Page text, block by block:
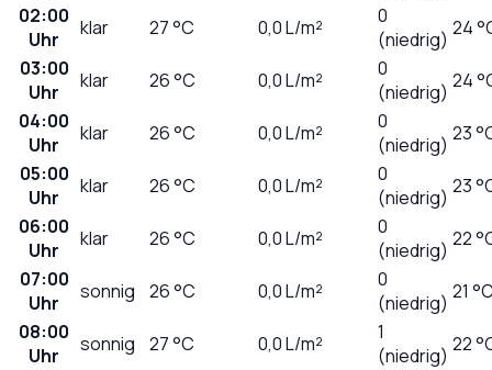
02:00
Uhr
klar 27°C 0,0L/m²
0
(niedrig) 24
03:00
Uhr
klar 26°C 0,0L/m²
0
(niedrig) 24
04:00
Uhr
klar 26°C 0,0L/m²
0
(niedrig) 23
05:00
Uhr
klar 26°C 0,0L/m²
0
(niedrig) 23
06:00
Uhr
klar 26°C 0,0L/m²
0
(niedrig) 22
07:00
Uhr
sonnig 26°C 0,0L/m²
0
(niedrig) 21
08:00
Uhr
sonnig 27°C 0,0L/m²
1
(niedrig) 22